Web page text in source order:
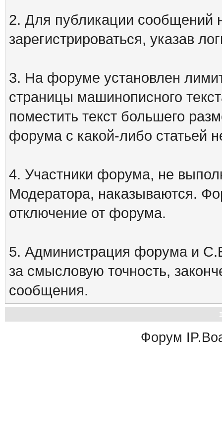
2. Для публикации сообщений
зарегистрироваться, указав
3. На форуме установлен
страницы машинописного
поместить текст большего
форума с какой-либо статьей
4. Участники форума, не
Модератора, наказываются.
отключение от форума.
5. Администрация форума и
за смысловую точность,
сообщения.
Форум